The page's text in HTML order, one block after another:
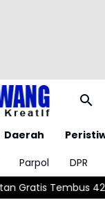
Daerah
Parpol
DPR
Digitalisasi JKN